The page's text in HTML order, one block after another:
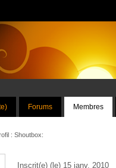
Forums Membres
: Shoutbox:
Inscrit(e) (le) 15 janv. 2010